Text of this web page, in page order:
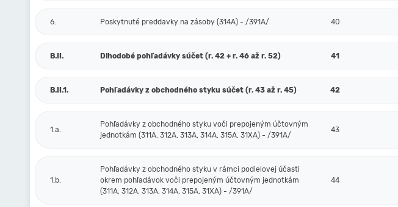
6. Poskytnuté preddavky na zásoby (314A) - /391A/ 40
B.II. Dlhodobé pohľadávky súčet (r. 42 + r. 46 až r. 52) 41
B.II.1. Pohľadávky z obchodného styku súčet (r. 43 až r. 45) 42
1.a.
Pohľadávky z obchodného styku voči prepojeným účtovným
jednotkám (311A, 312A, 313A, 314A, 315A, 31XA) - /391A/
43
1.b.
Pohľadávky z obchodného styku v rámci podielovej účasti
okrem pohľadávok voči prepojeným účtovným jednotkám
(311A, 312A, 313A, 314A, 315A, 31XA) - /391A/
44